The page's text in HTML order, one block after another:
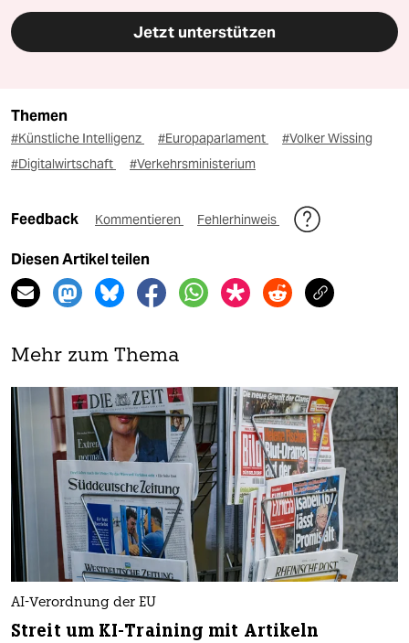
Jetzt unterstützen
Themen
#Künstliche Intelligenz #Europaparlament
#Volker Wissing
#Digitalwirtschaft
#Verkehrsministerium
Feedback Kommentieren Fehlerhinweis
Diesen Artikel teilen
Mehr zum Thema
AI-Verordnung der EU
Streit um KI-Training mit Artikeln